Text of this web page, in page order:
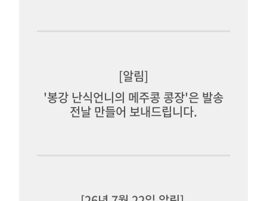
[알림]
'봉강 난식언니의 메주콩 콩장'은 발송
전날 만들어 보내드립니다.